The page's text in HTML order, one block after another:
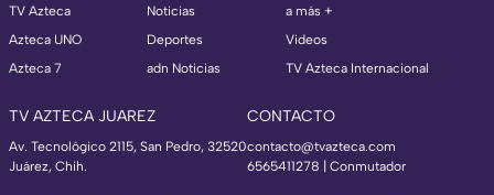
TV Azteca
Azteca UNO
Azteca 7
Noticias
Deportes
adn Noticias
a más +
Videos
TV Azteca Internacional
TV AZTECA JUAREZ
Av. Tecnológico 2115, San Pedro, 32520
Juárez, Chih.
CONTACTO
contacto@tvazteca.com
6565411278 | Conmutador